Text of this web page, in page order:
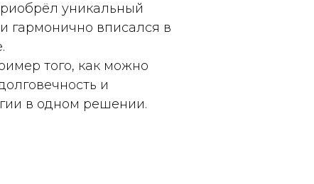
уникальный
гармонично вписался в
того, как можно
и
в одном решении.